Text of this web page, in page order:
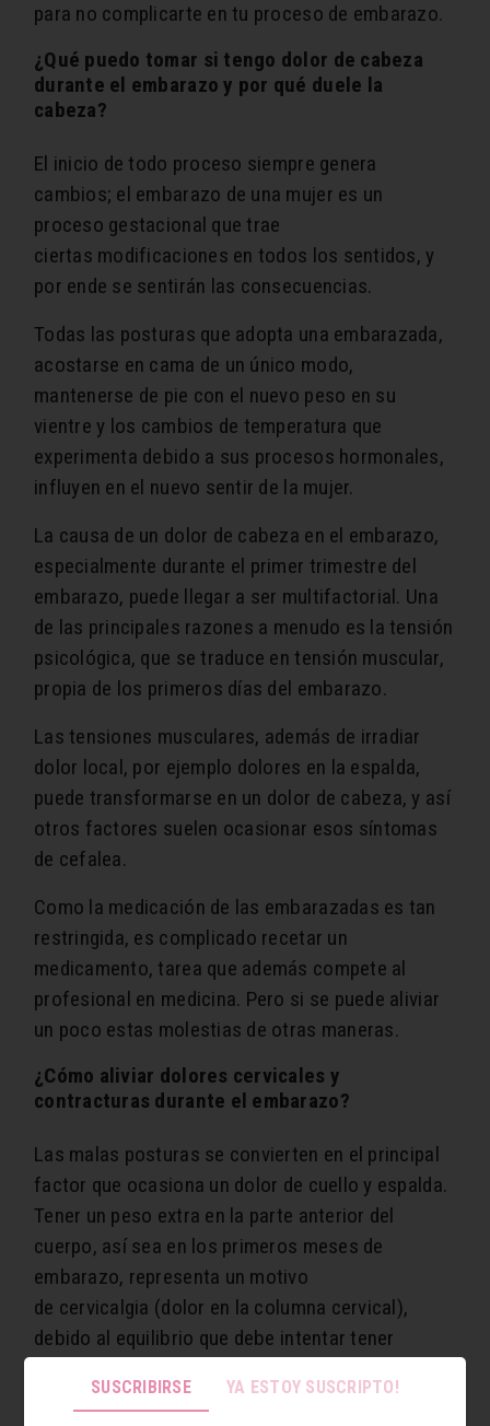
para no complicarte en tu proceso de embarazo.
¿Qué puedo tomar si tengo dolor de cabeza
durante el embarazo y por qué duele la
cabeza?
El inicio de todo proceso siempre genera
cambios; el embarazo de una mujer es un
proceso gestacional que trae
ciertas modificaciones en todos los sentidos, y
por ende se sentirán las consecuencias.
Todas las posturas que adopta una embarazada,
acostarse en cama de un único modo,
mantenerse de pie con el nuevo peso en su
vientre y los cambios de temperatura que
experimenta debido a sus procesos hormonales,
influyen en el nuevo sentir de la mujer.
La causa de un dolor de cabeza en el embarazo,
especialmente durante el primer trimestre del
embarazo, puede llegar a ser multifactorial. Una
de las principales razones a menudo es la tensión
psicológica, que se traduce en tensión muscular,
propia de los primeros días del embarazo.
Las tensiones musculares, además de irradiar
dolor local, por ejemplo dolores en la espalda,
puede transformarse en un dolor de cabeza, y así
otros factores suelen ocasionar esos síntomas
de cefalea.
Como la medicación de las embarazadas es tan
restringida, es complicado recetar un
medicamento, tarea que además compete al
profesional en medicina. Pero si se puede aliviar
un poco estas molestias de otras maneras.
¿Cómo aliviar dolores cervicales y
contracturas durante el embarazo?
Las malas posturas se convierten en el principal
factor que ocasiona un dolor de cuello y espalda.
Tener un peso extra en la parte anterior del
cuerpo, así sea en los primeros meses de
embarazo, representa un motivo
de cervicalgia (dolor en la columna cervical),
debido al equilibrio que debe intentar tener
El dolor de espalda alta, de hombros y del cuello
SUSCRIBIRSE YA ESTOY SUSCRIPTO!